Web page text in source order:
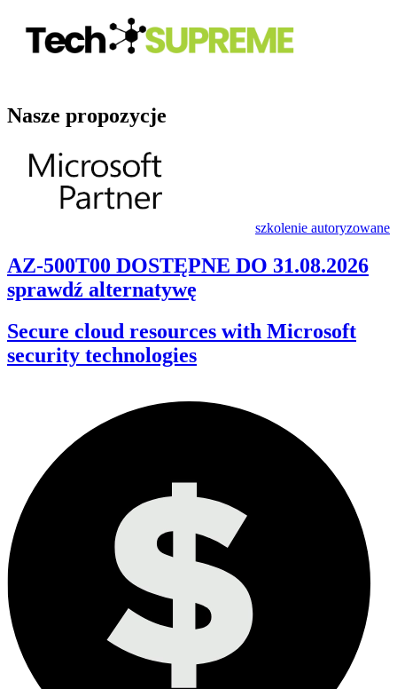
Nasze propozycje
szkolenie autoryzowane
AZ-500T00 DOSTĘPNE DO 31.08.2026
sprawdź alternatywę
Secure cloud resources with Microsoft
security technologies